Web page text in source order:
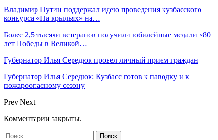
Владимир Путин поддержал идею проведения кузбасского
конкурса «На крыльях» на…
Более 2,5 тысячи ветеранов получили юбилейные медали «80
лет Победы в Великой…
Губернатор Илья Середюк провел личный прием граждан
Губернатор Илья Середюк: Кузбасс готов к паводку и к
пожароопасному сезону
Prev Next
Комментарии закрыты.